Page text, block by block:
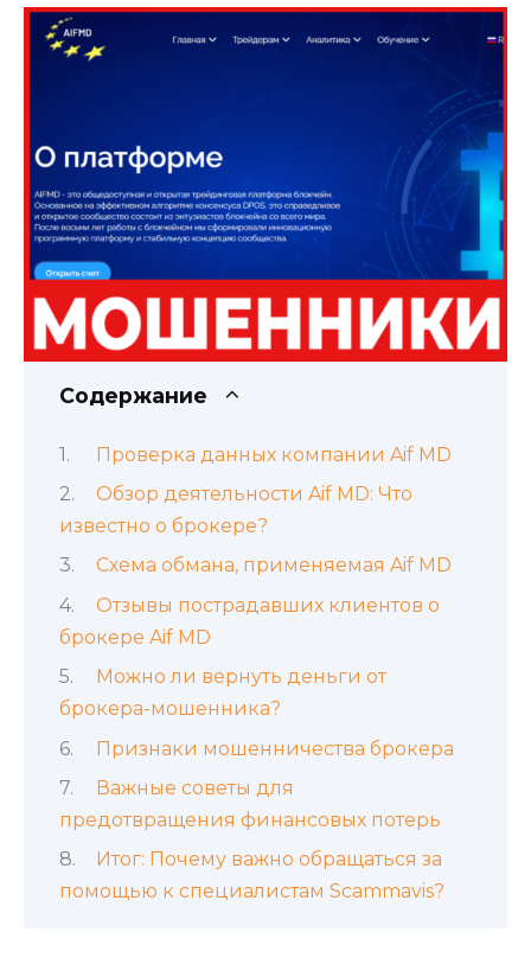
Содержание
Проверка данных компании Aif MD
Обзор деятельности Aif MD: Что
известно о брокере?
Схема обмана, применяемая Aif MD
Отзывы пострадавших клиентов о
брокере Aif MD
Можно ли вернуть деньги от
брокера-мошенника?
Признаки мошенничества брокера
Важные советы для
предотвращения финансовых потерь
Итог: Почему важно обращаться за
помощью к специалистам Scammavis?